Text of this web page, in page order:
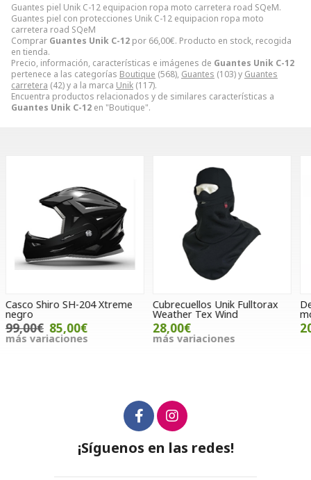
Guantes piel Unik C-12 equipacion ropa moto carretera road SQeM.
Guantes piel con protecciones Unik C-12 equipacion ropa moto
carretera road SQeM
Comprar Guantes Unik C-12 por 66,00€. Producto en stock, recogida
en tienda.
Precio, información, características e imágenes de Guantes Unik C-12
pertenece a las categorías Boutique (568), Guantes (103) y Guantes
carretera (42) y a la marca Unik (117).
Encuentra productos relacionados y de similares características a
Guantes Unik C-12 en "Boutique".
Cubrecuellos Unik Fulltorax
Weather Tex Wind
28,00€
más variaciones
Depósito de líquido para
mochila
20,00€
¡Síguenos en las redes!